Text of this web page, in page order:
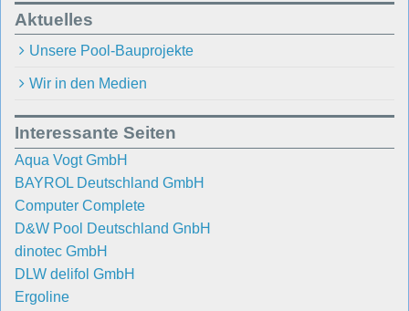
Aktuelles
Unsere Pool-Bauprojekte
Wir in den Medien
Interessante Seiten
Aqua Vogt GmbH
BAYROL Deutschland GmbH
Computer Complete
D&W Pool Deutschland GnbH
dinotec GmbH
DLW delifol GmbH
Ergoline